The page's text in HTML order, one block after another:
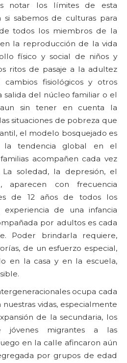
notar los límites de esta
si sabemos de culturas para
todos los miembros de la
la reproducción de la vida
físico y social de niños y
ritos de pasaje a la adultez
fisiológicos y otros
salida del núcleo familiar o el
sin tener en cuenta la
situaciones de pobreza que
el modelo bosquejado es
la tendencia global en el
acompañen cada vez
soledad, la depresión, el
aparecen con frecuencia
de 12 años de todos los
experiencia de una infancia
por adultos es cada
Poder brindarla requiere,
de un esfuerzo especial,
en la casa y en la escuela,
ocupa cada
vidas, especialmente
de la secundaria, los
jóvenes migrantes a las
en la calle afincaron aún
por grupos de edad